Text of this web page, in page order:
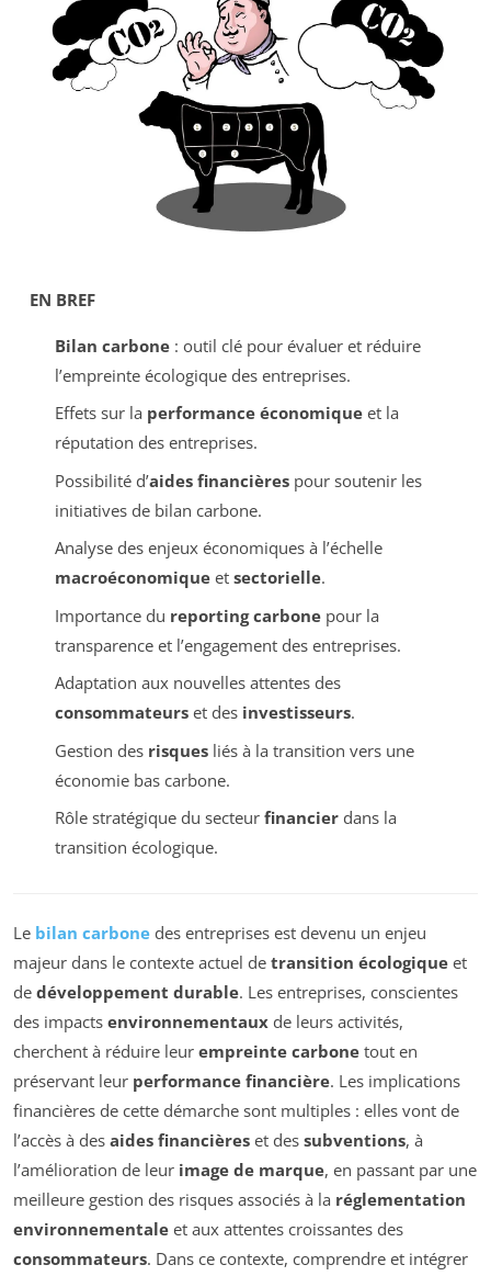
EN BREF
Bilan carbone: outil clé pour évaluer et réduire
l’empreinte écologique des entreprises.
Effets sur la performance économiqueet la
réputation des entreprises.
Possibilité d’aides financièrespour soutenir les
initiatives de bilan carbone.
Analyse des enjeux économiques à l’échelle
macroéconomiqueet sectorielle.
Importance du reporting carbonepour la
transparence et l’engagement des entreprises.
Adaptation aux nouvelles attentes des
consommateurset des investisseurs.
Gestion des risquesliés à la transition vers une
économie bas carbone.
Rôle stratégique du secteur financierdans la
transition écologique.
Le bilan carbone des entreprises est devenu un enjeu
majeur dans le contexte actuel de transition écologique et
de développement durable. Les entreprises, conscientes
des impacts environnementaux de leurs activités,
cherchent à réduire leur empreinte carbone tout en
préservant leur performance financière. Les implications
financières de cette démarche sont multiples : elles vont de
l’accès à des aides financières et des subventions, à
l’amélioration de leur image de marque, en passant par une
meilleure gestion des risques associés à la réglementation
environnementale et aux attentes croissantes des
consommateurs. Dans ce contexte, comprendre et intégrer